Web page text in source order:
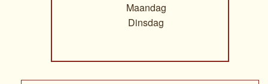
Maandag
Dinsdag